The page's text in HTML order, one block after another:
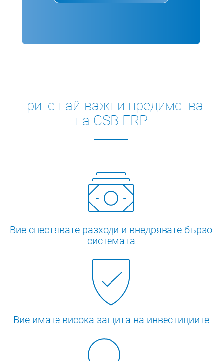
Трите най-важни предимства
на CSB ERP
Вие спестявате разходи и внедрявате бързо
системата
Вие имате висока защита на инвестициите